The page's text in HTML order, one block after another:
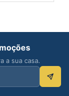
a sua casa.